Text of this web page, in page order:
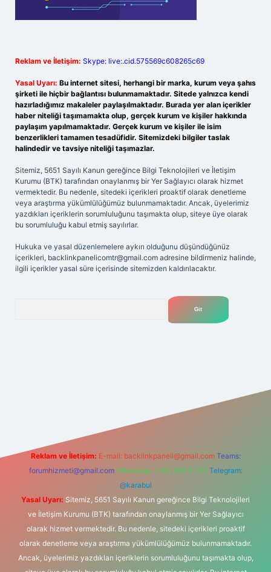
Reklam ve İletişim: Skype: live:.cid.575569c608265c69
Yasal Uyarı: Bu internet sitesi, herhangi bir marka, kurum veya şahıs
şirketi ile hiçbir bağlantısı bulunmamaktadır. Sitede yalnızca kendi
hazırladığımız makaleler paylaşılmaktadır. Burada yer alan içerikler
haber niteliği taşımamakta olup, gerçek kurum ve kişiler hakkında
paylaşım yapılmamaktadır. Gerçek kurum ve kişiler ile isim
benzerlikleri tamamen tesadüfidir. Sitemizdeki bilgiler taslak
halindedir ve tavsiye niteliği taşımazlar.
Sitemiz, 5651 Sayılı Kanun gereğince Bilgi Teknolojileri ve İletişim
Kurumu (BTK) tarafından onaylanmış bir Yer Sağlayıcı olarak hizmet
vermektedir. Bu nedenle, sitedeki içerikleri proaktif olarak denetleme
veya araştırma yükümlülüğümüz bulunmamaktadır. Ancak, üyelerimiz
yazdıkları içeriklerin sorumluluğunu taşımakta olup, siteye üye olarak
bu sorumluluğu kabul etmiş sayılırlar.
Hukuka ve yasal düzenlemelere aykırı olduğunu düşündüğünüz
içerikleri, backlinkpanelicomtr@gmail.com adresine bildirmeniz halinde,
ilgili içerikler yasal süre içerisinde sitemizden kaldırılacaktır.
Reklam ve İletişim: E-mail: backlinkpaneli@gmail.com Teams:
forumhizmeti@gmail.com Whatsapp: 0262 606 0 726 Telegram:
@karabul
Yasal Uyarı: Sitemiz, 5651 Sayılı Kanun gereğince Bilgi Teknolojileri
ve İletişim Kurumu (BTK) tarafından onaylanmış bir Yer Sağlayıcı
olarak hizmet vermektedir. Bu nedenle, sitedeki içerikleri proaktif
olarak denetleme veya araştırma yükümlülüğümüz bulunmamaktadır.
Ancak, üyelerimiz yazdıkları içeriklerin sorumluluğunu taşımakta olup,